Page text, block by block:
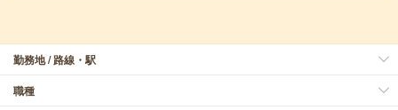
勤務地 / 路線・駅
職種